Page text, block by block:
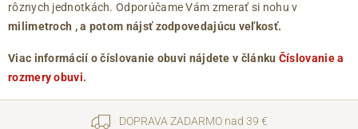
rôznych jednotkách. Odporúčame Vám zmerať si nohu v
milimetroch , a potom nájsť zodpovedajúcu veľkosť.
Viac informácií o číslovanie obuvi nájdete v článku Číslovanie a
rozmery obuvi.
DOPRAVA ZADARMO nad 39 €